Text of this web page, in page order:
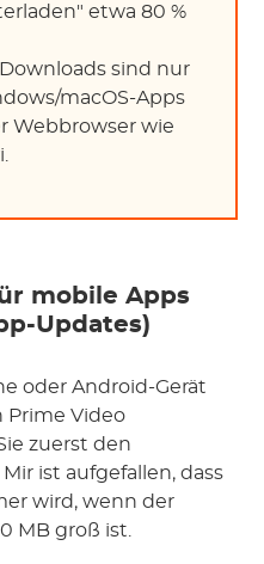
etwa 80 %
sind nur
macOS-Apps
Webbrowser wie
mobile Apps
Updates)
oder Android-Gerät
Prime Video
zuerst den
ist aufgefallen, dass
wird, wenn der
MB groß ist.